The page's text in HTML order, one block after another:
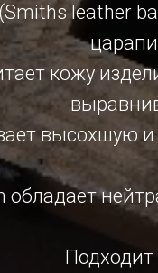
leather
кожу
высохшую
обладает
Подходит